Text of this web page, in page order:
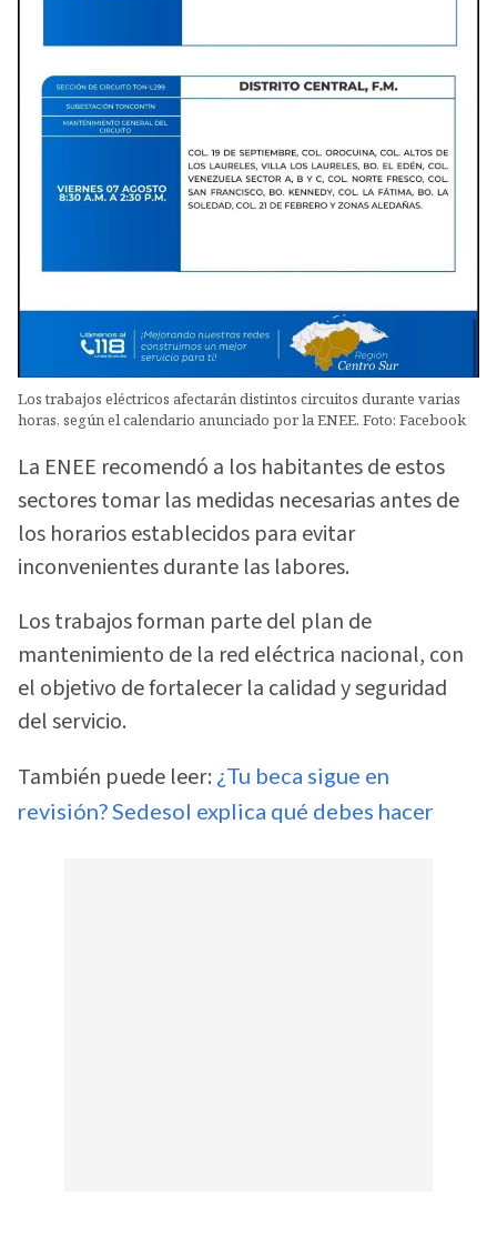
Los trabajos eléctricos afectarán distintos circuitos durante varias
horas, según el calendario anunciado por la ENEE. Foto: Facebook
La ENEE recomendó a los habitantes de estos
sectores tomar las medidas necesarias antes de
los horarios establecidos para evitar
inconvenientes durante las labores.
Los trabajos forman parte del plan de
mantenimiento de la red eléctrica nacional, con
el objetivo de fortalecer la calidad y seguridad
del servicio.
También puede leer: ¿Tu beca sigue en
revisión? Sedesol explica qué debes hacer